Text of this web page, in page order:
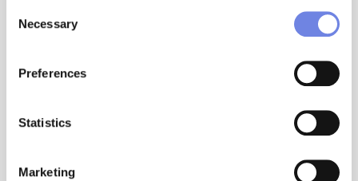
Selection
Necessary
Preferences
Statistics
Marketing
abunda. Ge...